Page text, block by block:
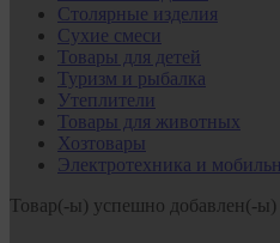
Столярные изделия
Сухие смеси
Товары для детей
Туризм и рыбалка
Утеплители
Товары для животных
Хозтовары
Электротехника и
Товар(-ы) успешно добавлен(-ы)